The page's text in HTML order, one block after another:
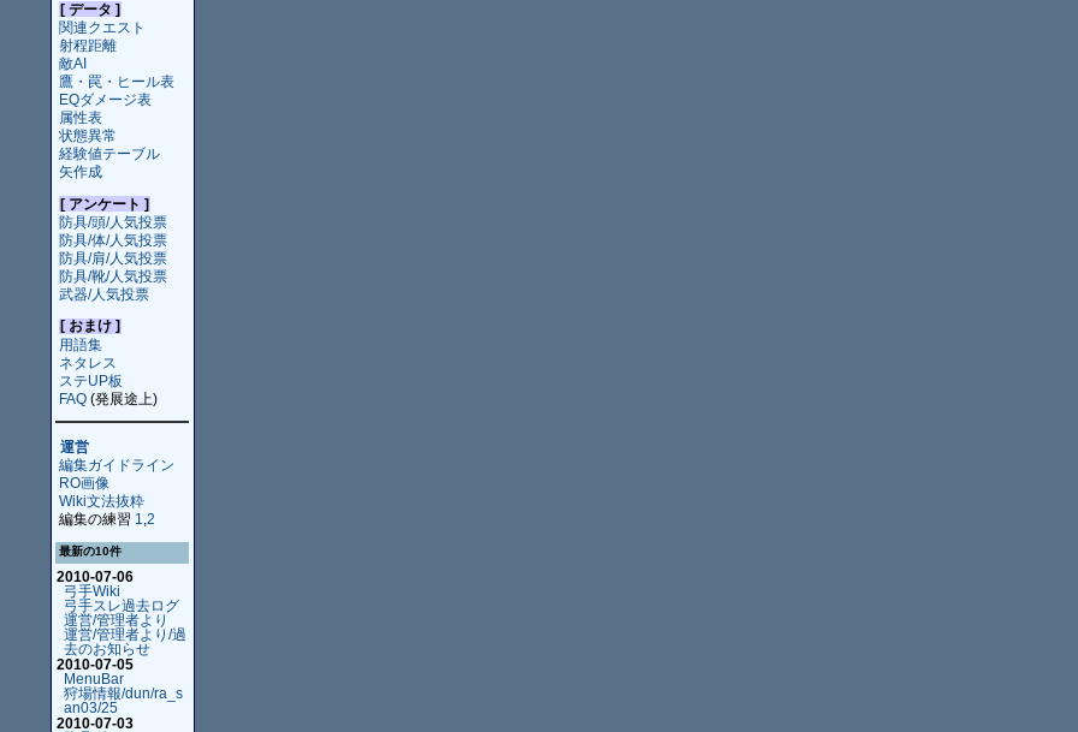
[ データ ]
関連クエスト
射程距離
敵AI
鷹・罠・ヒール表
EQダメージ表
属性表
状態異常
経験値テーブル
矢作成
[ アンケート ]
防具/頭/人気投票
防具/体/人気投票
防具/肩/人気投票
防具/靴/人気投票
武器/人気投票
[ おまけ ]
用語集
ネタレス
ステUP板
FAQ(発展途上)
運営
編集ガイドライン
RO画像
Wiki文法抜粋
編集の練習 1 2
最新の10件
2010-07-06
弓手Wiki
弓手スレ過去ログ
運営/管理者より
運営/管理者より/過
去のお知らせ
2010-07-05
MenuBar
狩場情報/dun/ra_s
an03/25
2010-07-03